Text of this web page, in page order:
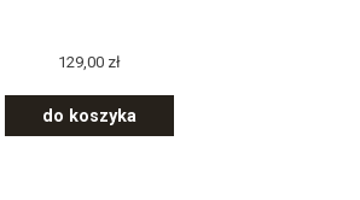
129,00 zł
do koszyka